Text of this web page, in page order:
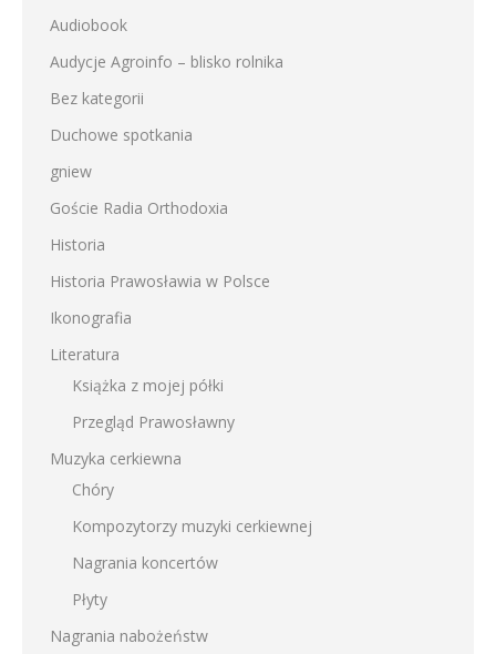
Audiobook
Audycje Agroinfo – blisko rolnika
Bez kategorii
Duchowe spotkania
gniew
Goście Radia Orthodoxia
Historia
Historia Prawosławia w Polsce
Ikonografia
Literatura
Książka z mojej półki
Przegląd Prawosławny
Muzyka cerkiewna
Chóry
Kompozytorzy muzyki cerkiewnej
Nagrania koncertów
Płyty
Nagrania nabożeństw